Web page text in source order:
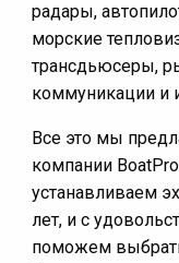
радары,
морские
трансдьюсеры,
коммуникации и
Все это мы
компании
устанавливаем
лет, и с
поможем